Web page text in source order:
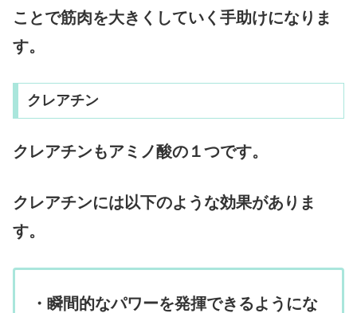
ことで筋肉を大きくしていく手助けになりま
す。
クレアチン
クレアチンもアミノ酸の１つです。
クレアチンには以下のような効果がありま
す。
・瞬間的なパワーを発揮できるようにな